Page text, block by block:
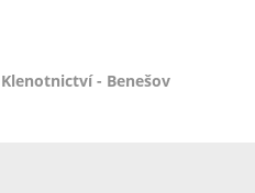
- Benešov